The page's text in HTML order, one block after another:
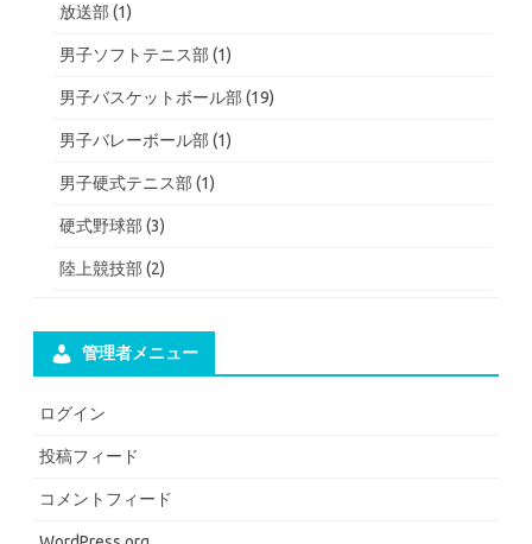
放送部 (1)
男子ソフトテニス部 (1)
男子バスケットボール部 (19)
男子バレーボール部 (1)
男子硬式テニス部 (1)
硬式野球部 (3)
陸上競技部 (2)
管理者メニュー
ログイン
投稿フィード
コメントフィード